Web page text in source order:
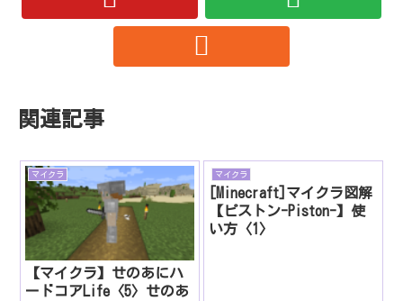
関連記事
マイクラ
【マイクラ】せのあにハ
ードコアLife〈5〉せのあ
マイクラ
[Minecraft]マイクラ図解
【ピストン-Piston-】使
い方〈1〉